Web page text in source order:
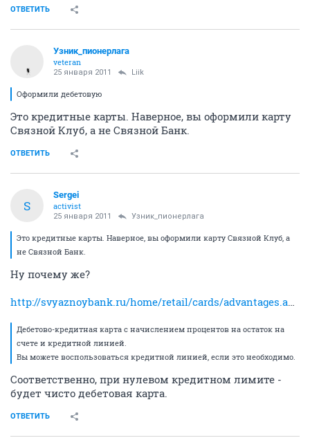
Sergei
25 января 2011 Liik
И где же именно здесь подвох?
связной банк за свой счет платит комиссию банку-
владельцу банкомата.
Как у них с безналичным пополнением карточного
счета? (Возможно ли, есть ли комиссия...)
ОТВЕТИТЬ
Узник_пионерлага
veteran
25 января 2011 Liik
Оформили дебетовую
Это кредитные карты. Наверное, вы оформили карту
Связной Клуб, а не Связной Банк.
S
activist
25 января 2011 Узник_пионерлага
Это кредитные карты. Наверное, вы оформили карту Связной Клуб, а
не Связной Банк.
Ну почему же?